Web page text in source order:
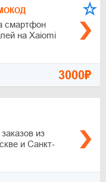
смартфон
на Xaiomi
3000₽
из
и Санкт-